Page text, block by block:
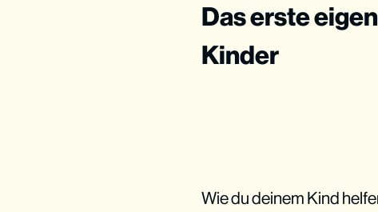
Das erste
Kinder
Wie du deinem Kind